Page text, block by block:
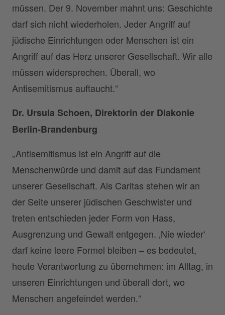
müssen. Der 9. November mahnt uns: Geschichte
darf sich nicht wiederholen. Jeder Angriff auf
jüdische Einrichtungen oder Menschen ist ein
Angriff auf das Herz unserer Gesellschaft. Wir alle
müssen widersprechen. Überall, wo
Antisemitismus auftaucht.“
Dr. Ursula Schoen, Direktorin der Diakonie
Berlin-Brandenburg
„Antisemitismus ist ein Angriff auf die
Menschenwürde und damit auf das Fundament
unserer Gesellschaft. Als Caritas stehen wir an
der Seite unserer jüdischen Geschwister und
treten entschieden jeder Form von Hass,
Ausgrenzung und Gewalt entgegen. ‚Nie wieder‘
darf keine leere Formel bleiben – es bedeutet,
heute Verantwortung zu übernehmen: im Alltag, in
unseren Einrichtungen und überall dort, wo
Menschen angefeindet werden.“